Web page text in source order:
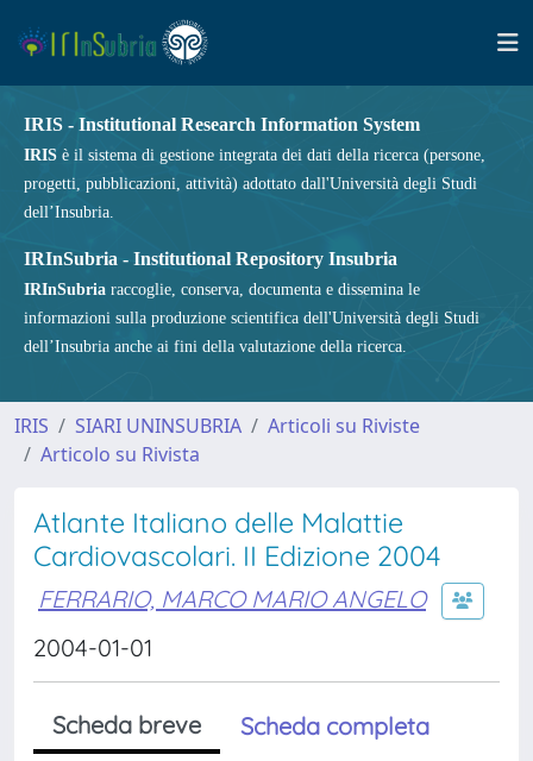
IRIS - Institutional Research Information System
IRIS è il sistema di gestione integrata dei dati della ricerca (persone,
progetti, pubblicazioni, attività) adottato dall'Università degli Studi
dell’Insubria.
IRInSubria - Institutional Repository Insubria
IRInSubria raccoglie, conserva, documenta e dissemina le
informazioni sulla produzione scientifica dell'Università degli Studi
dell’Insubria anche ai fini della valutazione della ricerca.
IRIS SIARI UNINSUBRIA
Articoli su Riviste
Articolo su Rivista
Atlante Italiano delle Malattie
Cardiovascolari. II Edizione 2004
FERRARIO, MARCO MARIO ANGELO
2004-01-01
Scheda breve
Scheda completa